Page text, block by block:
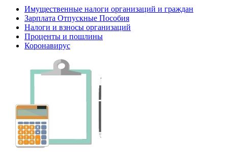
Имущественные налоги организаций и граждан
Зарплата Отпускные Пособия
Налоги и взносы организаций
Проценты и пошлины
Коронавирус